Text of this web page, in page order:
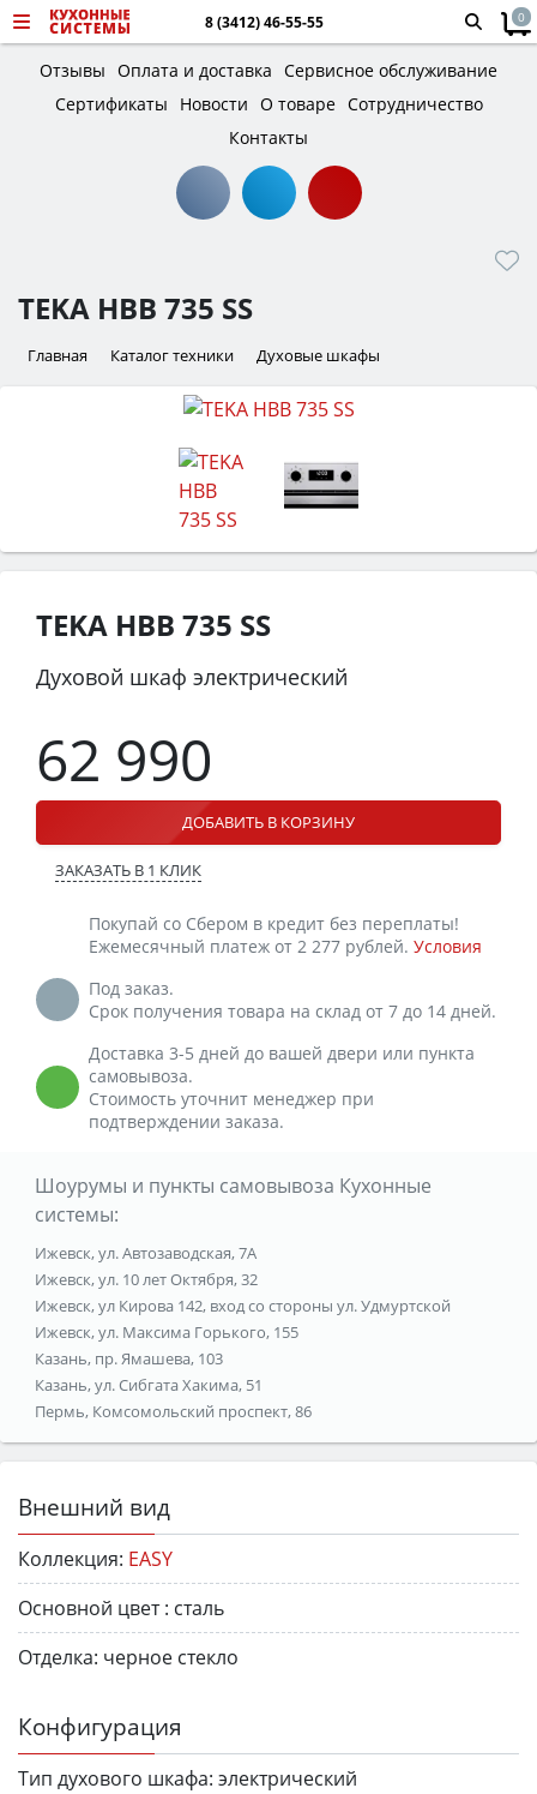
8 (3412) 46-55-55 0
Отзывы Оплата и доставка Сервисное обслуживание
Сертификаты
Новости О товаре Сотрудничество
Контакты
TEKA HBB 735 SS
Главная Каталог техники Духовые шкафы
TEKA HBB 735 SS
Духовой шкаф электрический
62 990
ДОБАВИТЬ В КОРЗИНУ
ЗАКАЗАТЬ В 1 КЛИК
Покупай со Сбером в кредит без переплаты!
Ежемесячный платеж от 2 277 рублей. Условия
Под заказ.
Срок получения товара на склад от 7 до 14 дней.
Доставка 3-5 дней до вашей двери или пункта
самовывоза.
Стоимость уточнит менеджер при
подтверждении заказа.
Шоурумы и пункты самовывоза Кухонные
системы:
Ижевск, ул. Автозаводская, 7А
Ижевск, ул. 10 лет Октября, 32
Ижевск, ул Кирова 142, вход со стороны ул. Удмуртской
Ижевск, ул. Максима Горького, 155
Казань, пр. Ямашева, 103
Казань, ул. Сибгата Хакима, 51
Пермь, Комсомольский проспект, 86
Внешний вид
Коллекция: EASY
Основной цвет : сталь
Отделка: черное стекло
Конфигурация
Тип духового шкафа: электрический